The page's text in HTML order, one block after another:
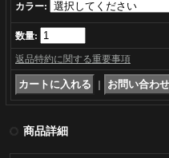
カラー:
数量:
返品特約に関する重要事項
商品詳細